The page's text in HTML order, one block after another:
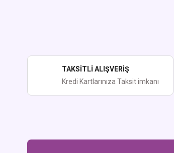
Ürün fiyatı diğer sitelerden daha pahalı.
Bu ürüne benzer farklı alternatifler olmalı.
TAKSİTLİ ALIŞVERİŞ
Kredi Kartlarınıza Taksit imkanı